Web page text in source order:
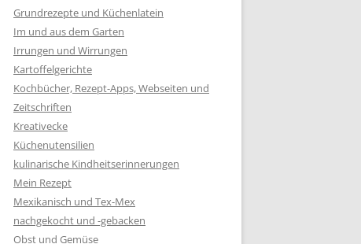
Grundrezepte und Küchenlatein
Im und aus dem Garten
Irrungen und Wirrungen
Kartoffelgerichte
Kochbücher, Rezept-Apps, Webseiten und
Zeitschriften
Kreativecke
Küchenutensilien
kulinarische Kindheitserinnerungen
Mein Rezept
Mexikanisch und Tex-Mex
nachgekocht und -gebacken
Obst und Gemüse